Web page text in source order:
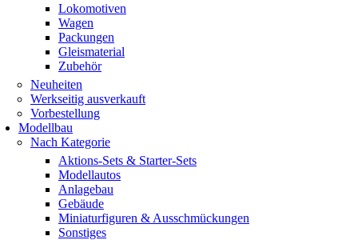
Lokomotiven
Wagen
Packungen
Gleismaterial
Zubehör
Neuheiten
Werkseitig ausverkauft
Vorbestellung
Modellbau
Nach Kategorie
Aktions-Sets & Starter-Sets
Modellautos
Anlagebau
Gebäude
Miniaturfiguren & Ausschmückungen
Sonstiges